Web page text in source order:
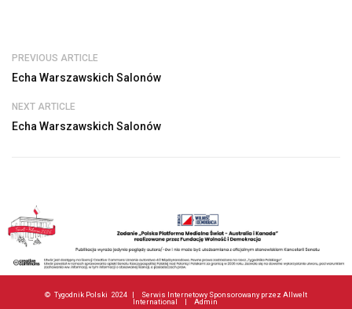
PREVIOUS ARTICLE
Echa Warszawskich Salonów
NEXT ARTICLE
Echa Warszawskich Salonów
© Tygodnik Polski 2024 |
Serwis Internetowy Sponsorowany przez Allwelt
International
| Admin